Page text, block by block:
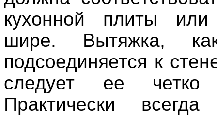
кухонной плиты
шире. Вытяжка,
подсоединяется к
следует ее четко
Практически